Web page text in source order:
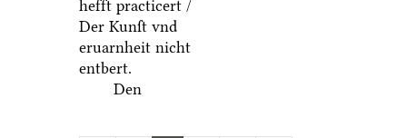
hefft practicert /
Der Kunſt vnd
eruarnheit nicht
entbert.
Den